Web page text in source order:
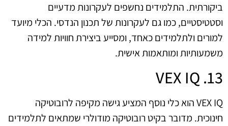
ביקורתית. התלמידים נחשפים לעקרונות מדעיים
וסטטיסטיים, כמו גם לעקרונות של תכנון הנדסי. הכלי מיועד
למורים ולתלמידים כאחד, ומסייע ביצירת חוויות למידה
משמעותיות ומותאמות אישית.
13. VEX IQ
VEX IQ הוא כלי נוסף המציע גישה מקיפה לרובוטיקה
חינוכית. מדובר בקיט רובוטיקה מודולרי שמתאים לתלמידים